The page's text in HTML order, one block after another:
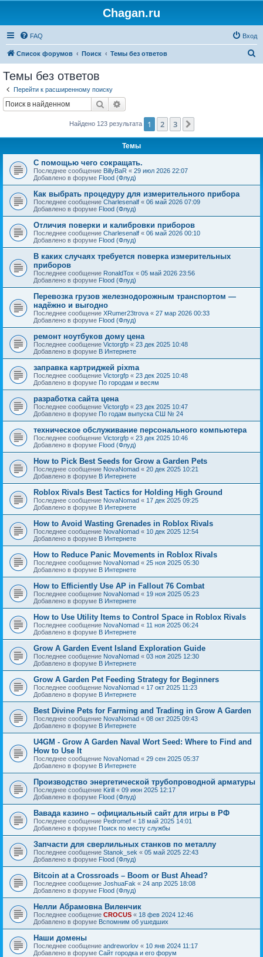
Chagan.ru
FAQ Вход
Список форумов Поиск Темы без ответов
Темы без ответов
Перейти к расширенному поиску
Поиск
Найдено 123 результата 1 2 3
Темы
С помощью чего сокращать.
Последнее сообщение BillyBaR « 29 июл 2026 22:07
Добавлено в форуме Flood (Флуд)
Как выбрать процедуру для измерительного прибора
Последнее сообщение Charlesenalf « 06 май 2026 07:09
Добавлено в форуме Flood (Флуд)
Отличия поверки и калибровки приборов
Последнее сообщение Charlesenalf « 06 май 2026 00:10
Добавлено в форуме Flood (Флуд)
В каких случаях требуется поверка измерительных
приборов
Последнее сообщение RonaldTox « 05 май 2026 23:56
Добавлено в форуме Flood (Флуд)
Перевозка грузов железнодорожным транспортом —
надёжно и выгодно
Последнее сообщение XRumer23trova « 27 мар 2026 00:33
Добавлено в форуме Flood (Флуд)
ремонт ноутбуков дому цена
Последнее сообщение Victorgfp « 23 дек 2025 10:48
Добавлено в форуме В Интернете
заправка картриджей pixma
Последнее сообщение Victorgfp « 23 дек 2025 10:48
Добавлено в форуме По городам и весям
разработка сайта цена
Последнее сообщение Victorgfp « 23 дек 2025 10:47
Добавлено в форуме По годам выпуска СШ № 24
техническое обслуживание персонального компьютера
Последнее сообщение Victorgfp « 23 дек 2025 10:46
Добавлено в форуме Flood (Флуд)
How to Pick Best Seeds for Grow a Garden Pets
Последнее сообщение NovaNomad « 20 дек 2025 10:21
Добавлено в форуме В Интернете
Roblox Rivals Best Tactics for Holding High Ground
Последнее сообщение NovaNomad « 17 дек 2025 09:25
Добавлено в форуме В Интернете
How to Avoid Wasting Grenades in Roblox Rivals
Последнее сообщение NovaNomad « 10 дек 2025 12:54
Добавлено в форуме В Интернете
How to Reduce Panic Movements in Roblox Rivals
Последнее сообщение NovaNomad « 25 ноя 2025 05:30
Добавлено в форуме В Интернете
How to Efficiently Use AP in Fallout 76 Combat
Последнее сообщение NovaNomad « 19 ноя 2025 05:23
Добавлено в форуме В Интернете
How to Use Utility Items to Control Space in Roblox Rivals
Последнее сообщение NovaNomad « 11 ноя 2025 06:24
Добавлено в форуме В Интернете
Grow A Garden Event Island Exploration Guide
Последнее сообщение NovaNomad « 03 ноя 2025 12:30
Добавлено в форуме В Интернете
Grow A Garden Pet Feeding Strategy for Beginners
Последнее сообщение NovaNomad « 17 окт 2025 11:23
Добавлено в форуме В Интернете
Best Divine Pets for Farming and Trading in Grow A Garden
Последнее сообщение NovaNomad « 08 окт 2025 09:43
Добавлено в форуме В Интернете
U4GM - Grow A Garden Naval Wort Seed: Where to Find and
How to Use It
Последнее сообщение NovaNomad « 29 сен 2025 05:37
Добавлено в форуме В Интернете
Производство энергетической трубопроводной арматуры
Последнее сообщение Kirill « 09 июн 2025 12:17
Добавлено в форуме Flood (Флуд)
Вавада казино – официальный сайт для игры в РФ
Последнее сообщение Pedromef « 18 май 2025 14:01
Добавлено в форуме Поиск по месту службы
Запчасти для сверлильных станков по металлу
Последнее сообщение Stanok_sek « 05 май 2025 22:43
Добавлено в форуме Flood (Флуд)
Bitcoin at a Crossroads – Boom or Bust Ahead?
Последнее сообщение JoshuaFak « 24 апр 2025 18:08
Добавлено в форуме Flood (Флуд)
Нелли Абрамовна Виленчик
Последнее сообщение CROCUS « 18 фев 2024 12:46
Добавлено в форуме Вспомним об ушедших
Наши домены
Последнее сообщение andreworlov « 10 янв 2024 11:17
Добавлено в форуме Сайт городка и его форум